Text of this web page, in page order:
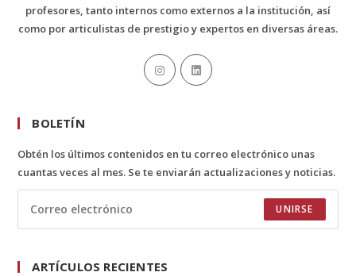
profesores, tanto internos como externos a la institución, así
como por articulistas de prestigio y expertos en diversas áreas.
BOLETÍN
Obtén los últimos contenidos en tu correo electrónico unas
cuantas veces al mes. Se te enviarán actualizaciones y noticias.
UNIRSE
ARTÍCULOS RECIENTES